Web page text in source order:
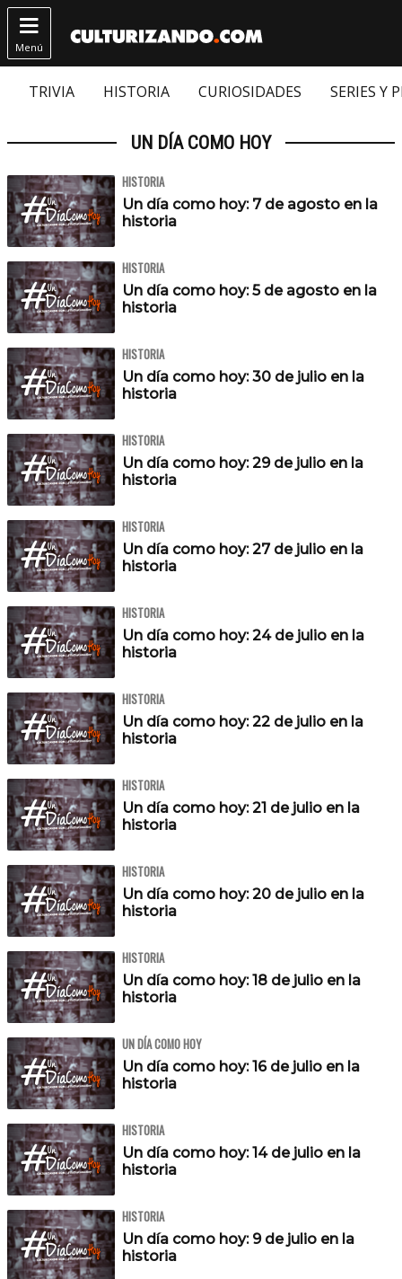

Menú
TRIVIA HISTORIA CURIOSIDADES SERIES Y
UN DÍA COMO HOY
HISTORIA
Un día como hoy: 7 de agosto en la
historia
HISTORIA
Un día como hoy: 5 de agosto en la
historia
HISTORIA
Un día como hoy: 30 de julio en la
historia
HISTORIA
Un día como hoy: 29 de julio en la
historia
HISTORIA
Un día como hoy: 27 de julio en la
historia
HISTORIA
Un día como hoy: 24 de julio en la
historia
HISTORIA
Un día como hoy: 22 de julio en la
historia
HISTORIA
Un día como hoy: 21 de julio en la
historia
HISTORIA
Un día como hoy: 20 de julio en la
historia
HISTORIA
Un día como hoy: 18 de julio en la
historia
UN DÍA COMO HOY
Un día como hoy: 16 de julio en la
historia
HISTORIA
Un día como hoy: 14 de julio en la
historia
HISTORIA
Un día como hoy: 9 de julio en la
historia